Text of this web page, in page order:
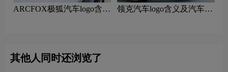
ARCFOX极狐汽车logo含义
领克汽车logo含义及汽车品
其他人同时还浏览了